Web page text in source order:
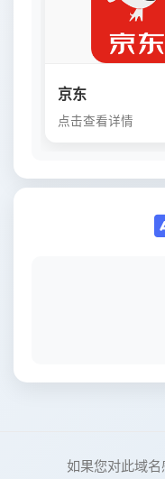
京东
点击查看详情
如果您对此域